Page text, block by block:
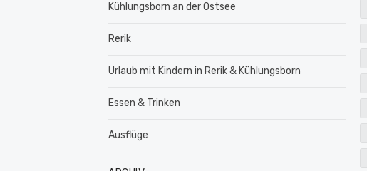
Kühlungsborn an der Ostsee
Rerik
Urlaub mit Kindern in Rerik & Kühlungsborn
Essen & Trinken
Ausflüge